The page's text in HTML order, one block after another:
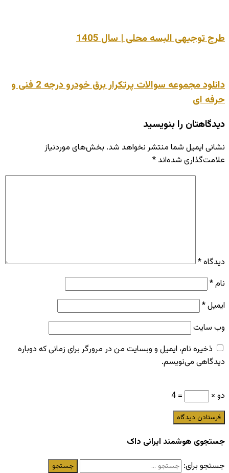
طرح توجیهی البسه محلی | سال 1405
دانلود مجموعه سوالات پرتکرار برق خودرو درجه 2 فنی و
حرفه ای
دیدگاهتان را بنویسید
نشانی ایمیل شما منتشر نخواهد شد. بخش‌های موردنیاز
علامت‌گذاری شده‌اند *
دیدگاه*
نام*
ایمیل*
وب‌ سایت
ذخیره نام، ایمیل و وبسایت من در مرورگر برای زمانی که دوباره
دیدگاهی می‌نویسم.
دو × = 4
جستجوی هوشمند ایرانی داک
جستجو برای: